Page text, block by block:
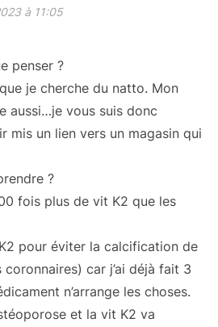
à 11:05
penser ?
je cherche du natto. Mon
aussi…je vous suis donc
mis un lien vers un magasin qui
?
fois plus de vit K2 que les
K2 pour éviter la calcification de
car j’ai déjà fait 3
n’arrange les choses.
et la vit K2 va